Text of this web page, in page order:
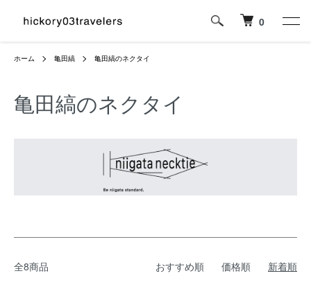
0
ホーム 亀田縞 亀田縞のネクタイ
亀田縞のネクタイ
全8商品 おすすめ順 価格順 新着順